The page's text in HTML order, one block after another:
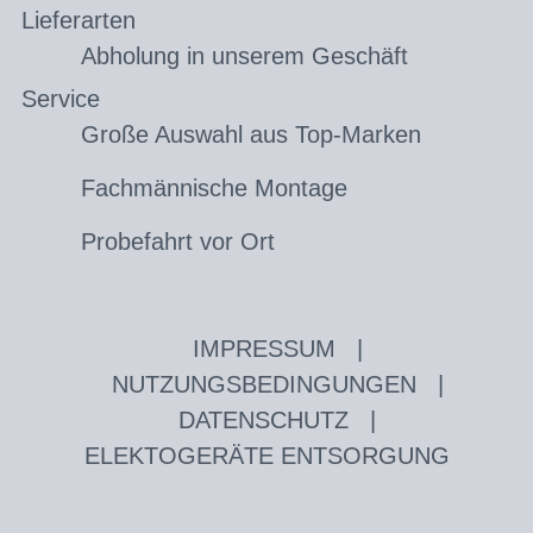
Lieferarten
Abholung in unserem Geschäft
Service
Große Auswahl aus Top-Marken
Fachmännische Montage
Probefahrt vor Ort
IMPRESSUM
NUTZUNGSBEDINGUNGEN
DATENSCHUTZ
ELEKTOGERÄTE ENTSORGUNG